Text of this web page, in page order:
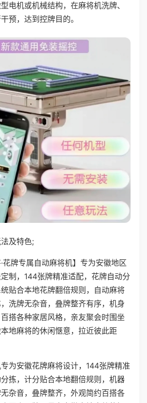
电机或机械结构，在麻将机洗牌、
预，达到控牌目的。
及特色;
·花牌专属自动麻将机】专为安徽地区
制，144张牌精准适配，花牌自动分
贴合本地花牌翻倍规则，自动麻将
洗牌无杂音，叠牌整齐有序，机身
搭各种家居风格，亲友聚会时围坐
地麻将的休闲惬意，拉近彼此距
为安徽花牌麻将设计，144张牌精准
拣，计分贴合本地翻倍规则，机器
杂音，叠牌整齐，外观简约百搭各